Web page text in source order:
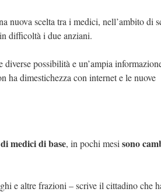
nuova scelta tra i medici, nell’ambito di
difficoltà i due anziani.
diverse possibilità e un’ampia
ha dimestichezza con internet e le nuove
medici di base, in pochi mesi sono
e altre frazioni – scrive il cittadino che